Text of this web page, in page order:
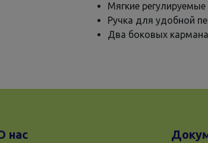
Мягкие
Ручка для удобной
Два боковых кармана
нас